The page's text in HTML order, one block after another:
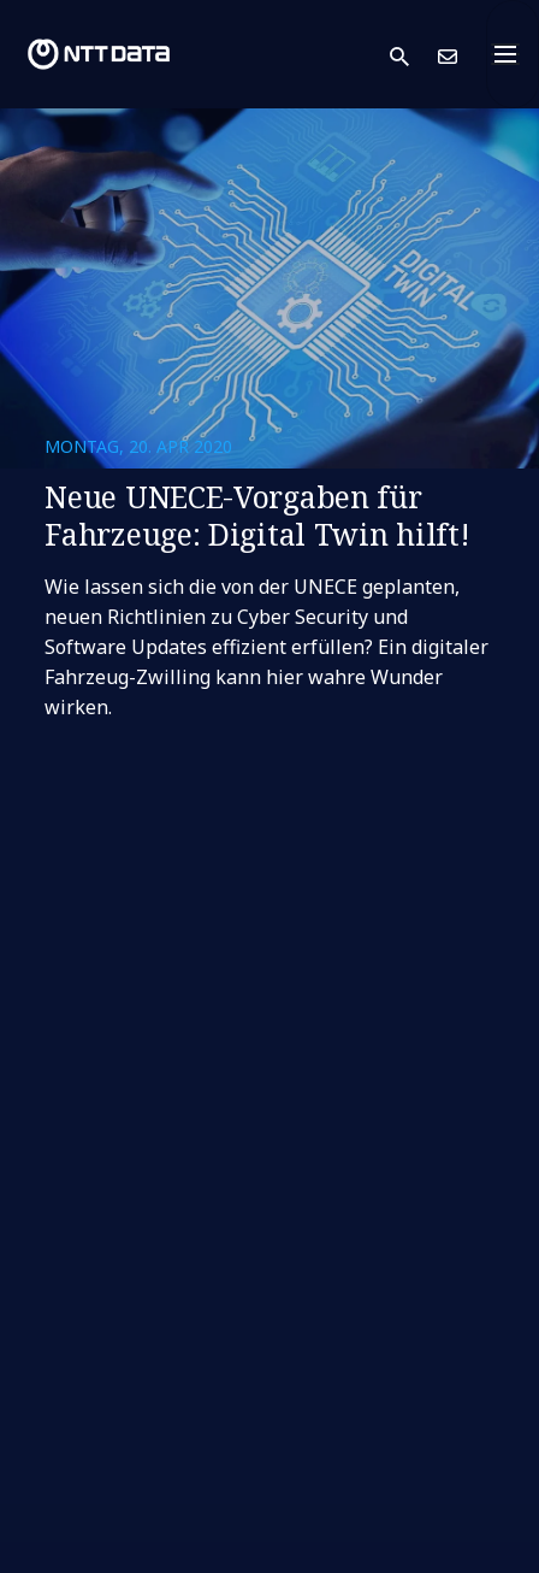
search
MONTAG, 20. APR 2020
Neue UNECE-Vorgaben für
Fahrzeuge: Digital Twin hilft!
Wie lassen sich die von der UNECE geplanten,
neuen Richtlinien zu Cyber Security und
Software Updates effizient erfüllen? Ein digitaler
Fahrzeug-Zwilling kann hier wahre Wunder
wirken.